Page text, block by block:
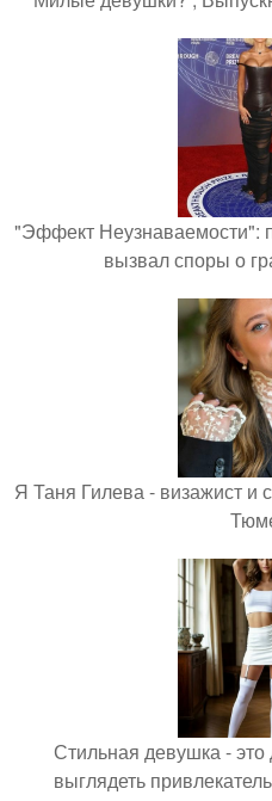
"Эффект Неузнаваемости":
вызвал споры о
Я Таня Гилева - визажист и
Стильная девушка -
выглядеть